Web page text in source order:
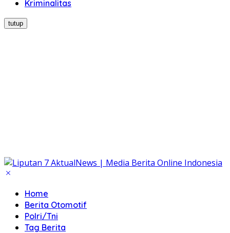
Kriminalitas
tutup
Home
Berita Otomotif
Polri/Tni
Tag Berita